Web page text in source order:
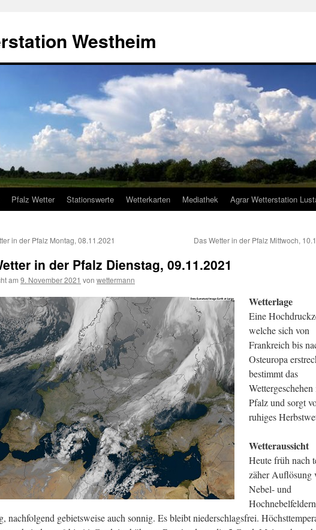
Westheim
Pfalz Wetter Stationswerte Wetterkarten Mediathek Agrar Wetterstation
in der Pfalz Montag, 08.11.2021 Das Wetter in der Pfalz Mittwoch,
in der Pfalz Dienstag, 09.11.2021
am 9. November 2021 von wettermann
Wetterlage
Eine
welche sich von
Frankreich bis
Osteuropa
bestimmt das
Pfalz und sorgt
ruhiges
Wetteraussicht
Heute früh nach
zäher Auflösung
Nebel- und
nachfolgend gebietsweise auch sonnig. Es bleibt niederschlagsfrei.